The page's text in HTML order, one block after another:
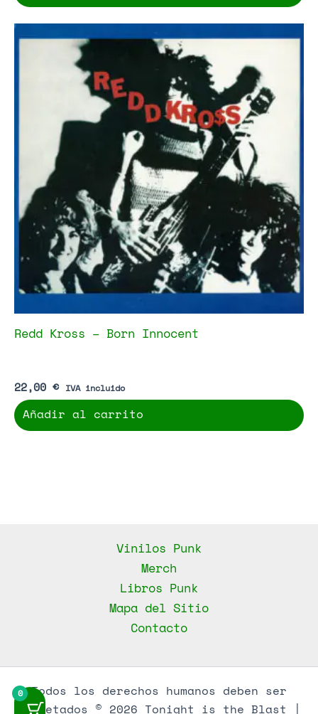
Redd Kross – Born Innocent
22,00 € IVA incluido
Añadir al carrito
Vinilos Punk
Merch
Libros Punk
Mapa del Sitio
Contacto
Todos los derechos humanos deben ser
respetados © 2026 Tonight is the Blast |
0